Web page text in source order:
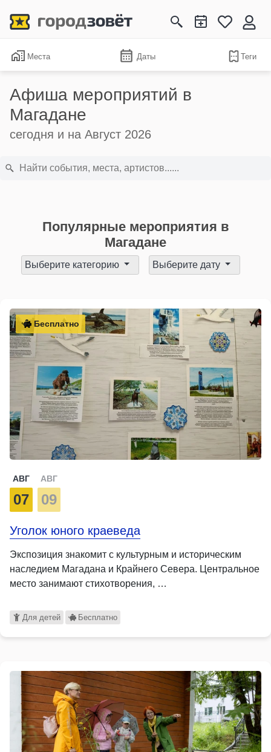
Места Даты Теги
Афиша мероприятий в
Магадане
сегодня и на Август 2026
Популярные мероприятия в
Магадане
Выберите категорию Выберите дату
Бесплатно
АВГ
07
АВГ
09
Уголок юного краеведа
Экспозиция знакомит с культурным и историческим
наследием Магадана и Крайнего Севера. Центральное
место занимают стихотворения, …
Для детей Бесплатно